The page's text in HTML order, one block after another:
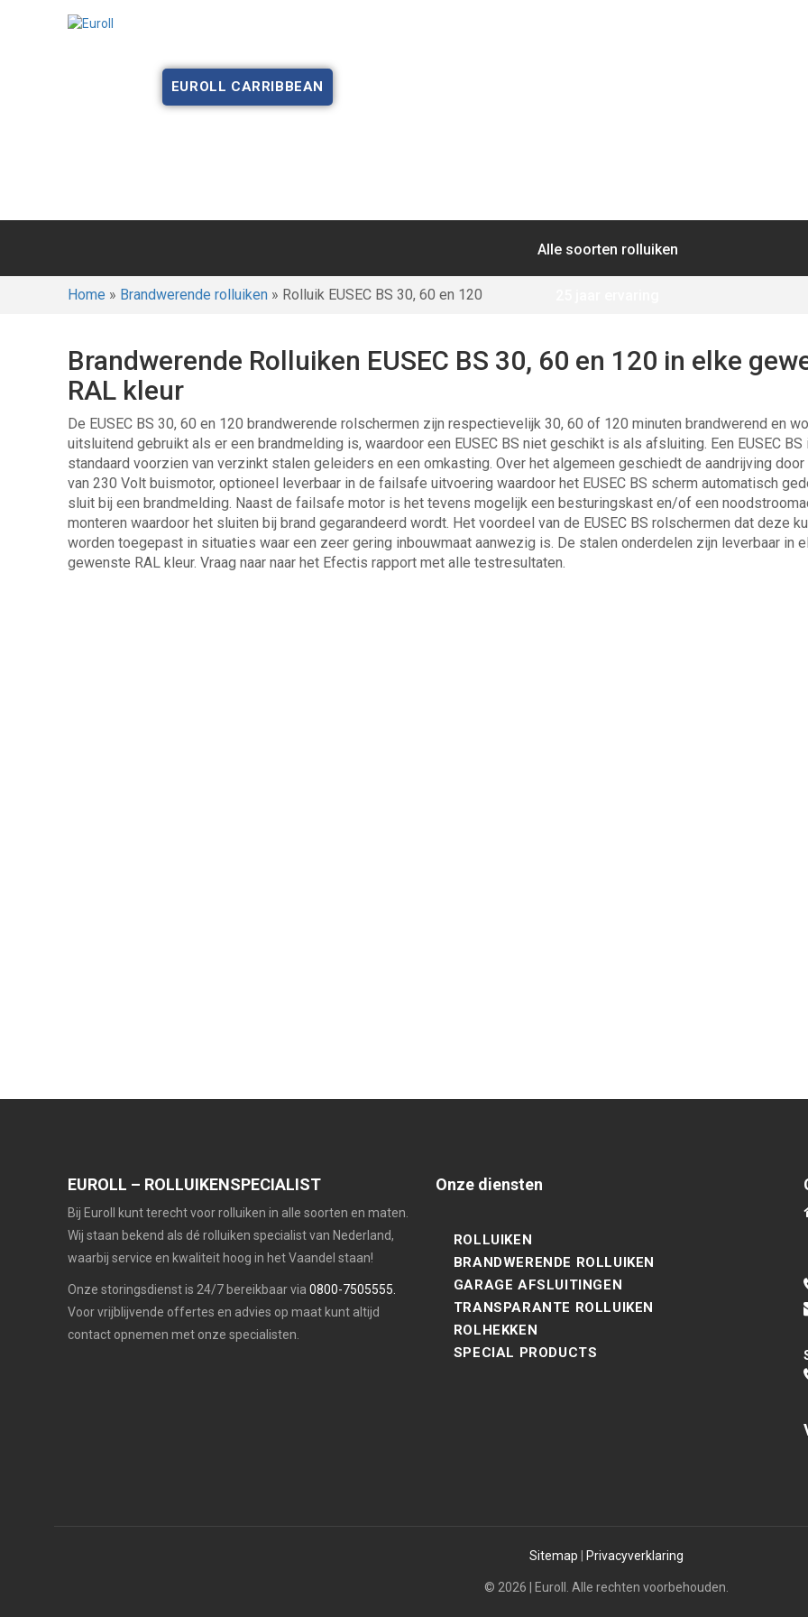
EUROLL CARRIBBEAN
Alle soorten rolluiken
Home » Brandwerende rolluiken» Rolluik EUSEC BS 30, 60 en 120
Brandwerende Rolluiken EUSEC BS 30, 60 en 120 in elke
RAL kleur
De EUSEC BS 30, 60 en 120 brandwerende rolschermen zijn respectievelijk 30, 60 of 120 minuten brandwerend en
uitsluitend gebruikt als er een brandmelding is, waardoor een EUSEC BS niet geschikt is als afsluiting. Een EUSEC BS
standaard voorzien van verzinkt stalen geleiders en een omkasting. Over het algemeen geschiedt de aandrijving
van 230 Volt buismotor, optioneel leverbaar in de failsafe uitvoering waardoor het EUSEC BS scherm automatisch
sluit bij een brandmelding. Naast de failsafe motor is het tevens mogelijk een besturingskast en/of een
monteren waardoor het sluiten bij brand gegarandeerd wordt. Het voordeel van de EUSEC BS rolschermen dat deze
worden toegepast in situaties waar een zeer gering inbouwmaat aanwezig is. De stalen onderdelen zijn leverbaar in
gewenste RAL kleur. Vraag naar naar het Efectis rapport met alle testresultaten.
EUROLL – ROLLUIKENSPECIALIST
Bij Euroll kunt terecht voor rolluiken in alle soorten en maten.
Wij staan bekend als dé rolluiken specialist van Nederland,
waarbij service en kwaliteit hoog in het Vaandel staan!
Onze storingsdienst is 24/7 bereikbaar via 0800-7505555.
Voor vrijblijvende offertes en advies op maat kunt altijd
contact opnemen met onze specialisten.
Onze diensten
ROLLUIKEN
BRANDWERENDE ROLLUIKEN
GARAGE AFSLUITINGEN
TRANSPARANTE ROLLUIKEN
ROLHEKKEN
SPECIAL PRODUCTS
Sitemap Privacyverklaring
© 2026 | Euroll. Alle rechten voorbehouden.